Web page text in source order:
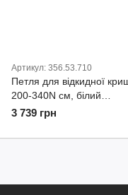
Артикул: 356.53.710
Петля для відкидної
200-340N см, білий
35653710
3 739 грн